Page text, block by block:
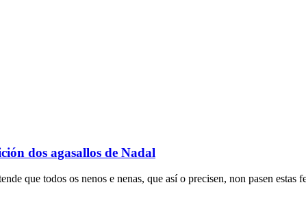
dos agasallos de Nadal
que todos os nenos e nenas, que así o precisen, non pasen estas